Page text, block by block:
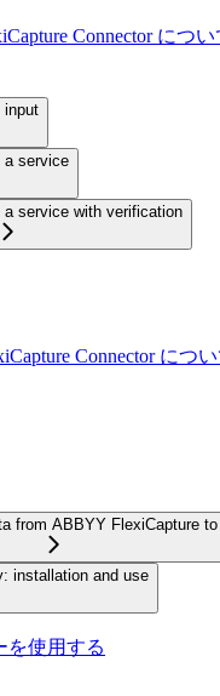
Connector につい
input
a service
service with verification
Connector につい
from ABBYY FlexiCapture
installation and use
を使用する